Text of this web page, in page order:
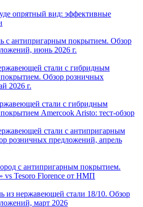
опрятный вид: эффективные
с антипригарным покрытием. Обзор
июнь 2026 г.
стали с гибридным
Обзор розничных
2026 г.
стали с гибридным
Amercook Aristo: тест-обзор
стали с антипригарным
розничных предложений, апрель
с антипригарным покрытием.
vs Tesoro Florence от НМП
из нержавеющей стали 18/10. Обзор
март 2026